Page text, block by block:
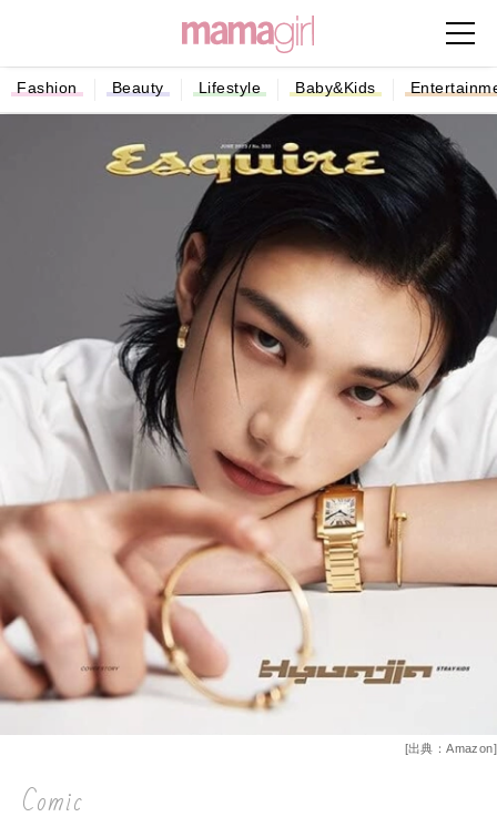
Fashion Beauty Lifestyle Baby&Kids
[出典：Amazon]
Comic